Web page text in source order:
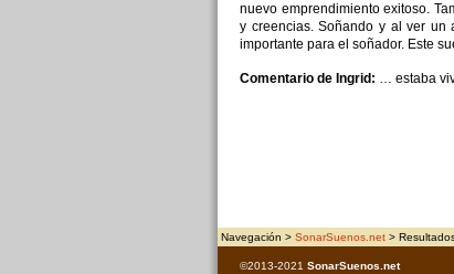
nuevo emprendimiento exitoso.
y creencias. Soñando yal ver un
importante para el soñador. Este
Comentario de Ingrid: … estaba
Navegación > SonarSuenos.net >
©2013-2021 SonarSuenos .net